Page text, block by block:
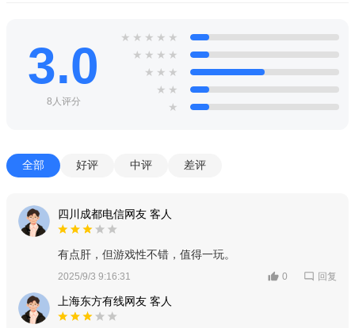
3.0
8人评分
★ ★ ★ ★ ★
★ ★ ★ ★
★ ★ ★
★ ★
★
全部 好评 中评 差评
四川成都电信网友 客人
有点肝，但游戏性不错，值得一玩。
2025/9/3 9:16:31 0 回复
上海东方有线网友 客人